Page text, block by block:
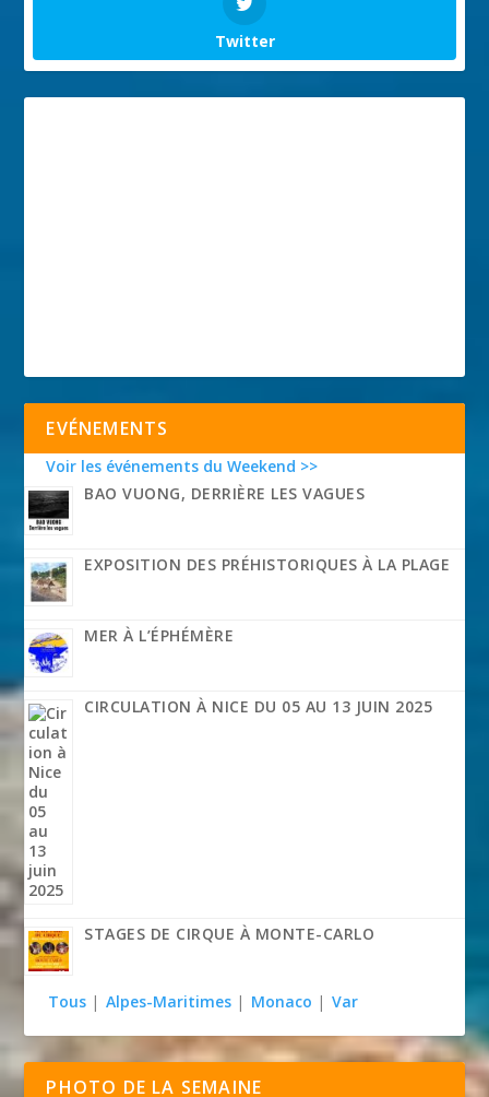
Twitter
EVÉNEMENTS
Voir les événements du Weekend >>
BAO VUONG, DERRIÈRE LES VAGUES
EXPOSITION DES PRÉHISTORIQUES À LA PLAGE
MER À L’ÉPHÉMÈRE
CIRCULATION À NICE DU 05 AU 13 JUIN 2025
STAGES DE CIRQUE À MONTE-CARLO
Tous | Alpes-Maritimes | Monaco | Var
PHOTO DE LA SEMAINE